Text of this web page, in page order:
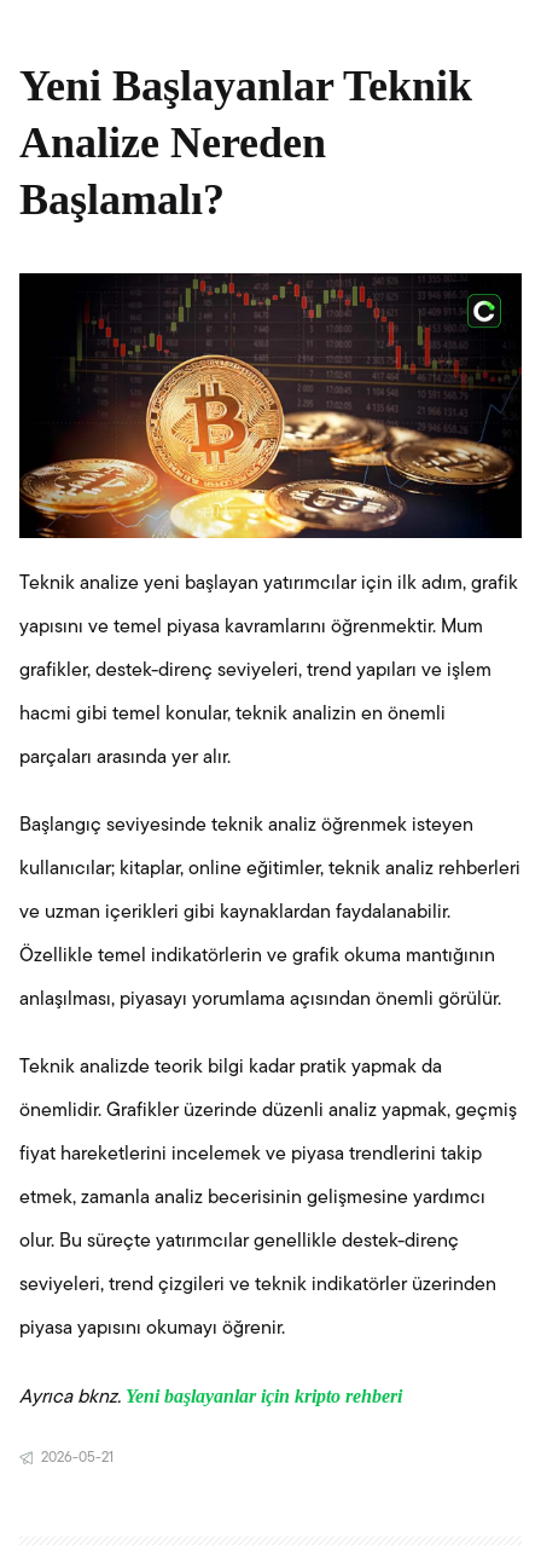
Yeni Başlayanlar Teknik
Analize Nereden
Başlamalı?
Teknik analize yeni başlayan yatırımcılar için ilk adım, grafik
yapısını ve temel piyasa kavramlarını öğrenmektir. Mum
grafikler, destek-direnç seviyeleri, trend yapıları ve işlem
hacmi gibi temel konular, teknik analizin en önemli
parçaları arasında yer alır.
Başlangıç seviyesinde teknik analiz öğrenmek isteyen
kullanıcılar; kitaplar, online eğitimler, teknik analiz rehberleri
ve uzman içerikleri gibi kaynaklardan faydalanabilir.
Özellikle temel indikatörlerin ve grafik okuma mantığının
anlaşılması, piyasayı yorumlama açısından önemli görülür.
Teknik analizde teorik bilgi kadar pratik yapmak da
önemlidir. Grafikler üzerinde düzenli analiz yapmak, geçmiş
fiyat hareketlerini incelemek ve piyasa trendlerini takip
etmek, zamanla analiz becerisinin gelişmesine yardımcı
olur. Bu süreçte yatırımcılar genellikle destek-direnç
seviyeleri, trend çizgileri ve teknik indikatörler üzerinden
piyasa yapısını okumayı öğrenir.
Ayrıca bknz. Yeni başlayanlar için kripto rehberi
2026-05-21